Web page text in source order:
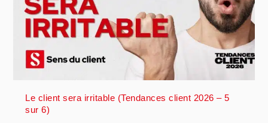
Le client sera irritable (Tendances client 2026 – 5
sur 6)